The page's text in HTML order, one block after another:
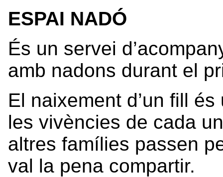
ESPAI NADÓ
És un servei
amb nadons durant el
El naixement d’un fill
les vivències de cada
altres famílies passen
val la pena compartir.